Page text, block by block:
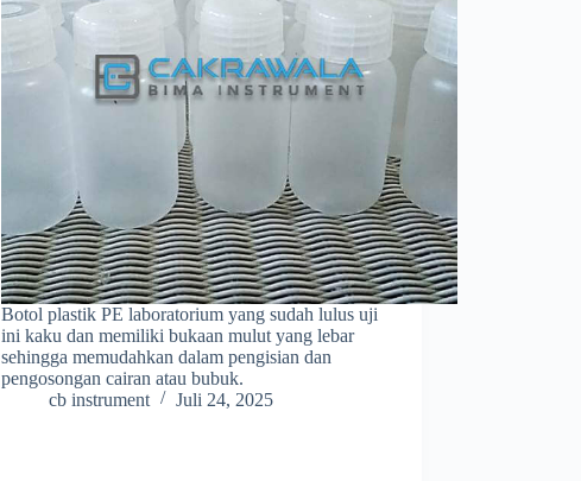
Botol plastik PE laboratorium yang sudah lulus uji
ini kaku dan memiliki bukaan mulut yang lebar
sehingga memudahkan dalam pengisian dan
pengosongan cairan atau bubuk.
cb instrument
Juli 24, 2025